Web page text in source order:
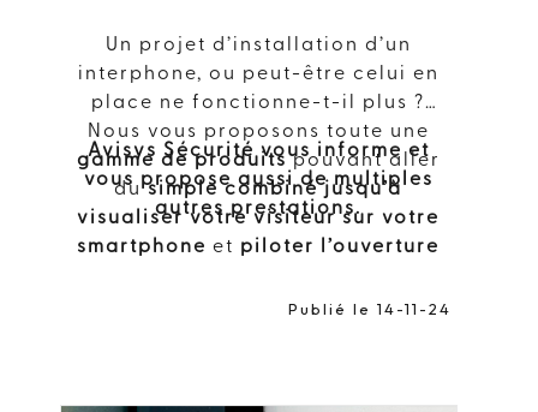
Un projet d’installation d’un
interphone, ou peut-être celui en
place ne fonctionne-t-il plus ?
Nous vous proposons toute une
gamme de produitspouvant aller
dusimple combiné jusqu’à
visualiser votre visiteur sur votre
smartphone et piloter l’ouverture
Avisys Sécurité vous informe et
vous propose aussi de multiples
autres prestations.
Publié le 14-11-24